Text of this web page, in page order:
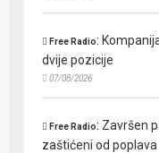
Free Radio:
dvije pozicije
07/08/2026
Free Radio: Završen
zaštićeni od poplava